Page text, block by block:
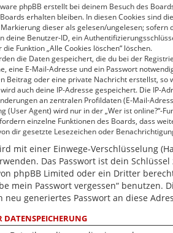
phpBB erstellt bei deinem Besuch des
erhalten bleiben. In diesen Cookies sind
dieser als gelesen/ungelesen;
deine Benutzer-ID, ein
Funktion „Alle Cookies löschen“ löschen.
die Daten gespeichert, die du bei der
eine E-Mail-Adresse und ein Passwort
Beitrag oder eine private Nachricht erstellst,
auch deine IP-Adresse gespeichert. Die IP-
an zentralen Profildaten (E-Mail-
(User Agent) wird nur in der „Wer ist online?“-
einzelne Funktionen des Boards, dass
dir gesetzte Lesezeichen oder
mit einer Einwege-Verschlüsselung
Das Passwort ist dein
phpBB Limited oder ein Dritter
mein Passwort vergessen“
neu generiertes Passwort an diese
DATENSPEICHERUNG